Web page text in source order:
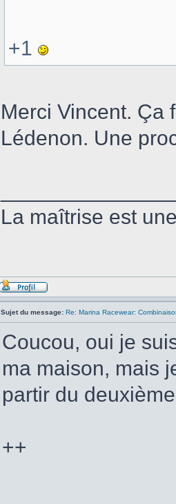
+1
Merci Vincent. Ça
Lédenon. Une
La maîtrise est
Sujet du message: Re: Marina Racewear:
Coucou, oui je
ma maison, mais
partir du
++